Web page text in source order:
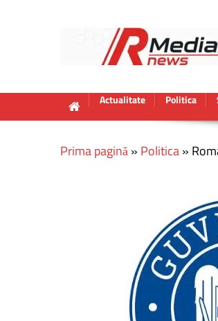
Actualitate Politica
Prima pagină» Politica»